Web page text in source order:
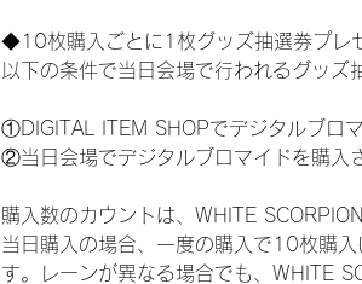
◆10枚購入ごとに1枚グッズ抽選券プレ
以下の条件で当日会場で行われるグッズ
①DIGITAL ITEM SHOPでデジタルブロ
②当日会場でデジタルブロマイドを購入
購入数のカウントは、WHITE
当日購入の場合、一度の購入で10枚購
す。レーンが異なる場合でも、WHITE